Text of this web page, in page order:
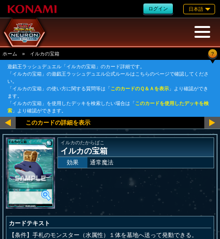
ログイン 日本語
ホーム » イルカの宝箱 ?
遊戯王ラッシュデュエル「イルカの宝箱」のカード詳細です。
「イルカの宝箱」の遊戯王ラッシュデュエル公式ルールはこちらのページで確認してくださ
い。
「イルカの宝箱」の使い方に関する質問等は「このカードのＱ＆Ａを表示 」より確認ができ
ます。
「イルカの宝箱」を使用したデッキを検索したい場合は「このカードを使用したデッキを検
索 」より確認ができます。
イルカのたからばこ
イルカの宝箱
効果 通常魔法
カードテキスト
【条件】手札のモンスター（水属性）１体を墓地へ送って発動できる。